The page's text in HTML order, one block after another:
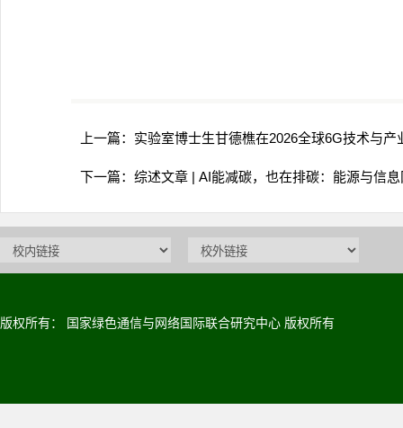
上一篇： 实验室博士生甘德樵在2026全球6G技术与
下一篇： 综述文章 | AI能减碳，也在排碳：能源与信
版权所有： 国家绿色通信与网络国际联合研究中心 版权所有